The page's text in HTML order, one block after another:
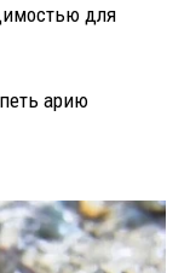
для
арию